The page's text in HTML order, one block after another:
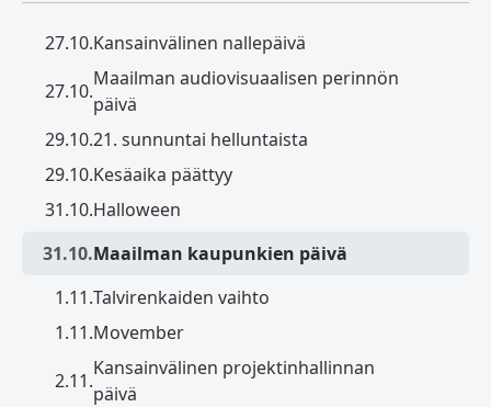
27.10.Kansainvälinen nallepäivä
27.10.
Maailman audiovisuaalisen perinnön
päivä
29.10.21. sunnuntai helluntaista
29.10.Kesäaika päättyy
31.10.Halloween
31.10.Maailman kaupunkien päivä
1.11.Talvirenkaiden vaihto
1.11.Movember
2.11.
Kansainvälinen projektinhallinnan
päivä